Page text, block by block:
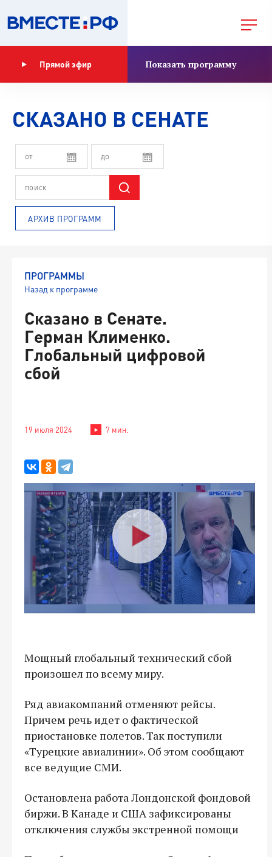
Прямой эфир Показать программу
СКАЗАНО В СЕНАТЕ
АРХИВ ПРОГРАММ
ПРОГРАММЫ
Назад к программе
Сказано в Сенате.
Герман Клименко.
Глобальный цифровой
сбой
19 июля 2024 7 мин.
Мощный глобальный технический сбой
произошел по всему миру.
Ряд авиакомпаний отменяют рейсы.
Причем речь идет о фактической
приостановке полетов. Так поступили
«Турецкие авиалинии». Об этом сообщают
все ведущие СМИ.
Остановлена работа Лондонской фондовой
биржи. В Канаде и США зафиксированы
отключения службы экстренной помощи